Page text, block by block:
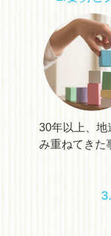
30年以上、地
み重ねてきた